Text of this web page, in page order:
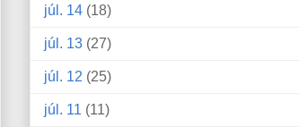
júl. 14 (18)
júl. 13 (27)
júl. 12 (25)
júl. 11 (11)